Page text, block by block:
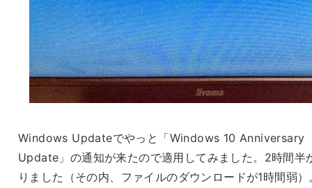
Windows Updateでやっと「Windows 10 Anniversary
Update」の通知が来たので適用してみました。2時間半
りました（その内、ファイルのダウンロードが1時間弱）